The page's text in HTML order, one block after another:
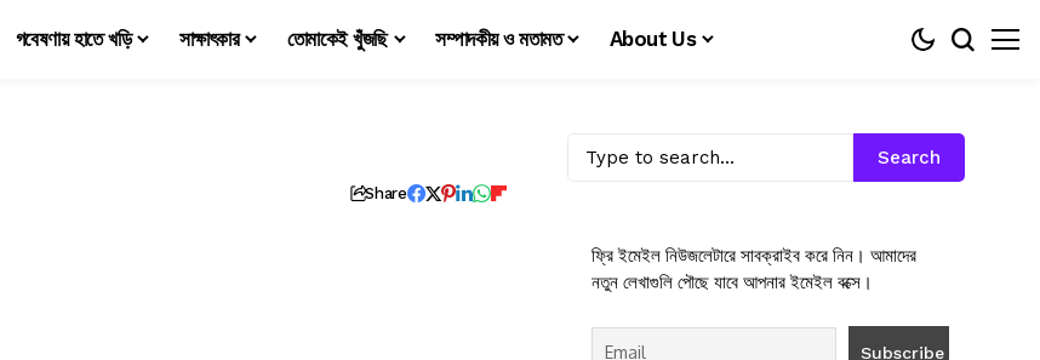
গবেষণায় হাতে খড়ি সাক্ষাৎকার তোমাকেই খুঁজছি সম্পাদকীয় ও মতামত About Us
Share
Search
ফ্রি ইমেইল নিউজলেটারে সাবক্রাইব করে নিন। আমাদের
নতুন লেখাগুলি পৌছে যাবে আপনার ইমেইল বক্সে।